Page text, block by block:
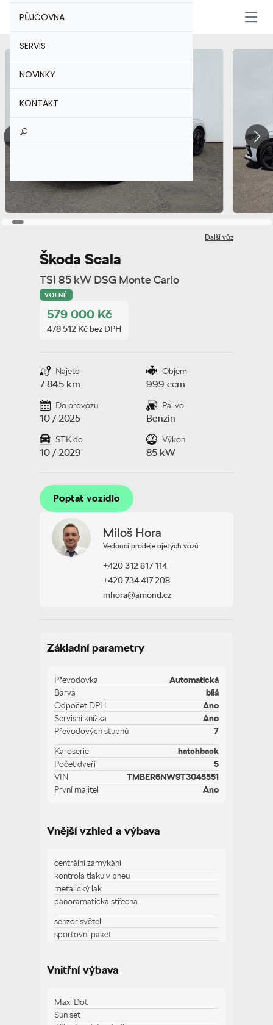
PŮJČOVNA
SERVIS
NOVINKY
KONTAKT
Další vůz
Škoda Scala
TSI 85 kW DSG Monte Carlo
VOLNÉ
579 000 Kč
478 512 Kč bez DPH
Najeto
7 845 km
Objem
999 ccm
Do provozu
10 / 2025
Palivo
Benzín
STK do
10 / 2029
Výkon
85 kW
Poptat vozidlo
Poptat vozidlo
Miloš Hora
Vedoucí prodeje ojetých vozů
+420 312 817 114
+420 734 417 208
mhora@amond.cz
Základní parametry
Převodovka
Automatická
Barva
bílá
Odpočet DPH
Ano
Servisní knížka
Ano
Převodových stupnů
7
Karoserie
hatchback
Počet dveří
5
VIN
TMBER6NW9T3045551
První majitel
Ano
Vnější vzhled a výbava
centrální zamykání
kontrola tlaku v pneu
metalický lak
panoramatická střecha
senzor světel
sportovní paket
Zobrazit více
Vnitřní výbava
Maxi Dot
Sun set